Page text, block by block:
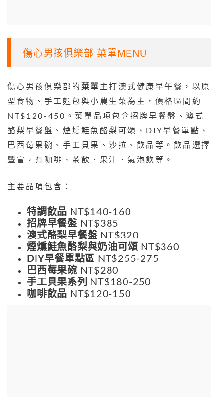
傷心男孩俱樂部 菜單MENU
傷心男孩俱樂部的 菜單 主打澳式健康早午餐，以原
型食物、手工麵包與小農生菜為主，價格區間約
NT$120-450。菜單品項包含招牌早餐盤、澳式
酪梨早餐盤、煙燻鮭魚酪梨可頌、DIY早餐單點、
巴西莓果碗、手工貝果、沙拉、飲品等。飲品選擇
豐富，有咖啡、茶飲、果汁、氣泡飲等。
主要品項包含：
特調飲品 NT$140-160
招牌早餐盤 NT$385
澳式酪梨早餐盤 NT$320
煙燻鮭魚酪梨與奶油可頌 NT$360
DIY早餐單點區 NT$255-275
巴西莓果碗 NT$280
手工貝果系列
NT$180-250
咖啡飲品 NT$120-150